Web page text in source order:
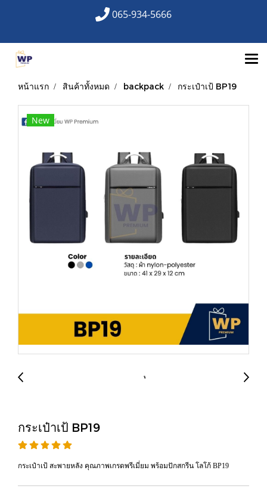
065-934-5666
หน้าแรก สินค้าทั้งหมด backpack กระเป๋าเป้ BP19
New
กระเป๋าเป้ BP19
กระเป๋าเป้ สะพายหลัง คุณภาพเกรดพรีเมี่ยม พร้อมปักสกรีน โลโก้ BP19